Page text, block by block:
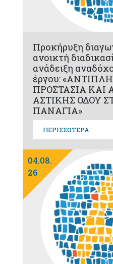
Προκήρυξη
ανοικτή
ανάδειξη
έργου:
ΠΡΟΣΤΑΣΙΑ
ΑΣΤΙΚΗΣ ΟΔΟΥ
ΠΑΝΑΓΙΑ»
ΠΕΡΙΣΣΟΤΕΡΑ
04.08.
26